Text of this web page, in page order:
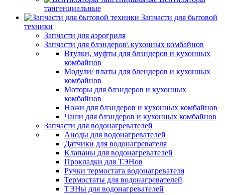
тангенциальные
Запчасти для бытовой
техники
Запчасти для аэрогриля
Запчасти для блэндеров\ кухонных комбайнов
Втулки, муфты для блэндеров и кухонных
комбайнов
Модули/ платы для блендеров и кухонных
комбайнов
Моторы для блэндеров и кухонных
комбайнов
Ножи для блэндеров и кухонных комбайнов
Чаши для блэндеров и кухонных комбайнов
Запчасти для водонагревателей
Аноды для водонагревателей
Датчики для водонагревателя
Клапаны для водонагревателей
Прокладки для ТЭНов
Ручки термостата водонагревателя
Термостаты для водонагревателей
ТЭНы для водонагревателей